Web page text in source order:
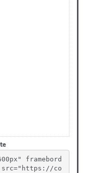
framebord
co